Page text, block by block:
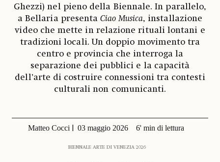
Ghezzi) nel pieno della Biennale. In parallelo,
a Bellaria presentaCiao Musica, installazione
video che mette in relazione rituali lontani e
tradizioni locali. Un doppio movimento tra
centro e provincia che interroga la
separazione dei pubblici e la capacità
dell’arte di costruire connessioni tra contesti
culturali non comunicanti.
Matteo Cocci 03 maggio 2026 6' min di lettura
BIENNALE ARTE DI VENEZIA 2026